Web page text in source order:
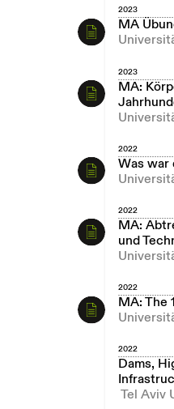
2023
MA
2023
MA:
2022
Was war
2022
MA:
und
2022
MA: The
2022
Dams,
Tel Aviv